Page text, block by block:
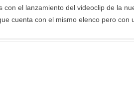
el lanzamiento del videoclip de la
cuenta con el mismo elenco pero con